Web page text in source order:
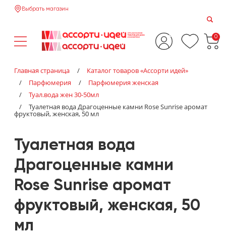
Выбрать магазин
0
Главная страница /
Каталог товаров «‎Ассорти идей»‎
/
Парфюмерия /
Парфюмерия женская
/
Туал.вода жен 30-50мл
/
Туалетная вода Драгоценные камни Rose Sunrise аромат
фруктовый, женская, 50 мл
Туалетная вода
Драгоценные камни
Rose Sunrise аромат
фруктовый, женская, 50
мл